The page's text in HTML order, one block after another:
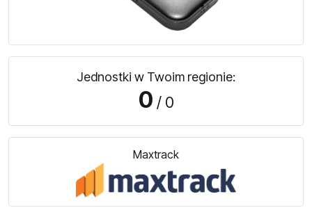
Jednostki w Twoim regionie:
0 / 0
Maxtrack